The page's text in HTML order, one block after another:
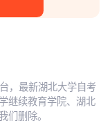
，最新湖北大学自考
继续教育学院、湖北
们删除。